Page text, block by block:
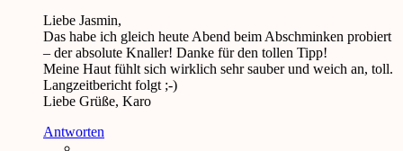
Liebe Jasmin,
Das habe ich gleich heute Abend beim Abschminken probiert
– der absolute Knaller! Danke für den tollen Tipp!
Meine Haut fühlt sich wirklich sehr sauber und weich an, toll.
Langzeitbericht folgt ;-)
Liebe Grüße, Karo
Antworten